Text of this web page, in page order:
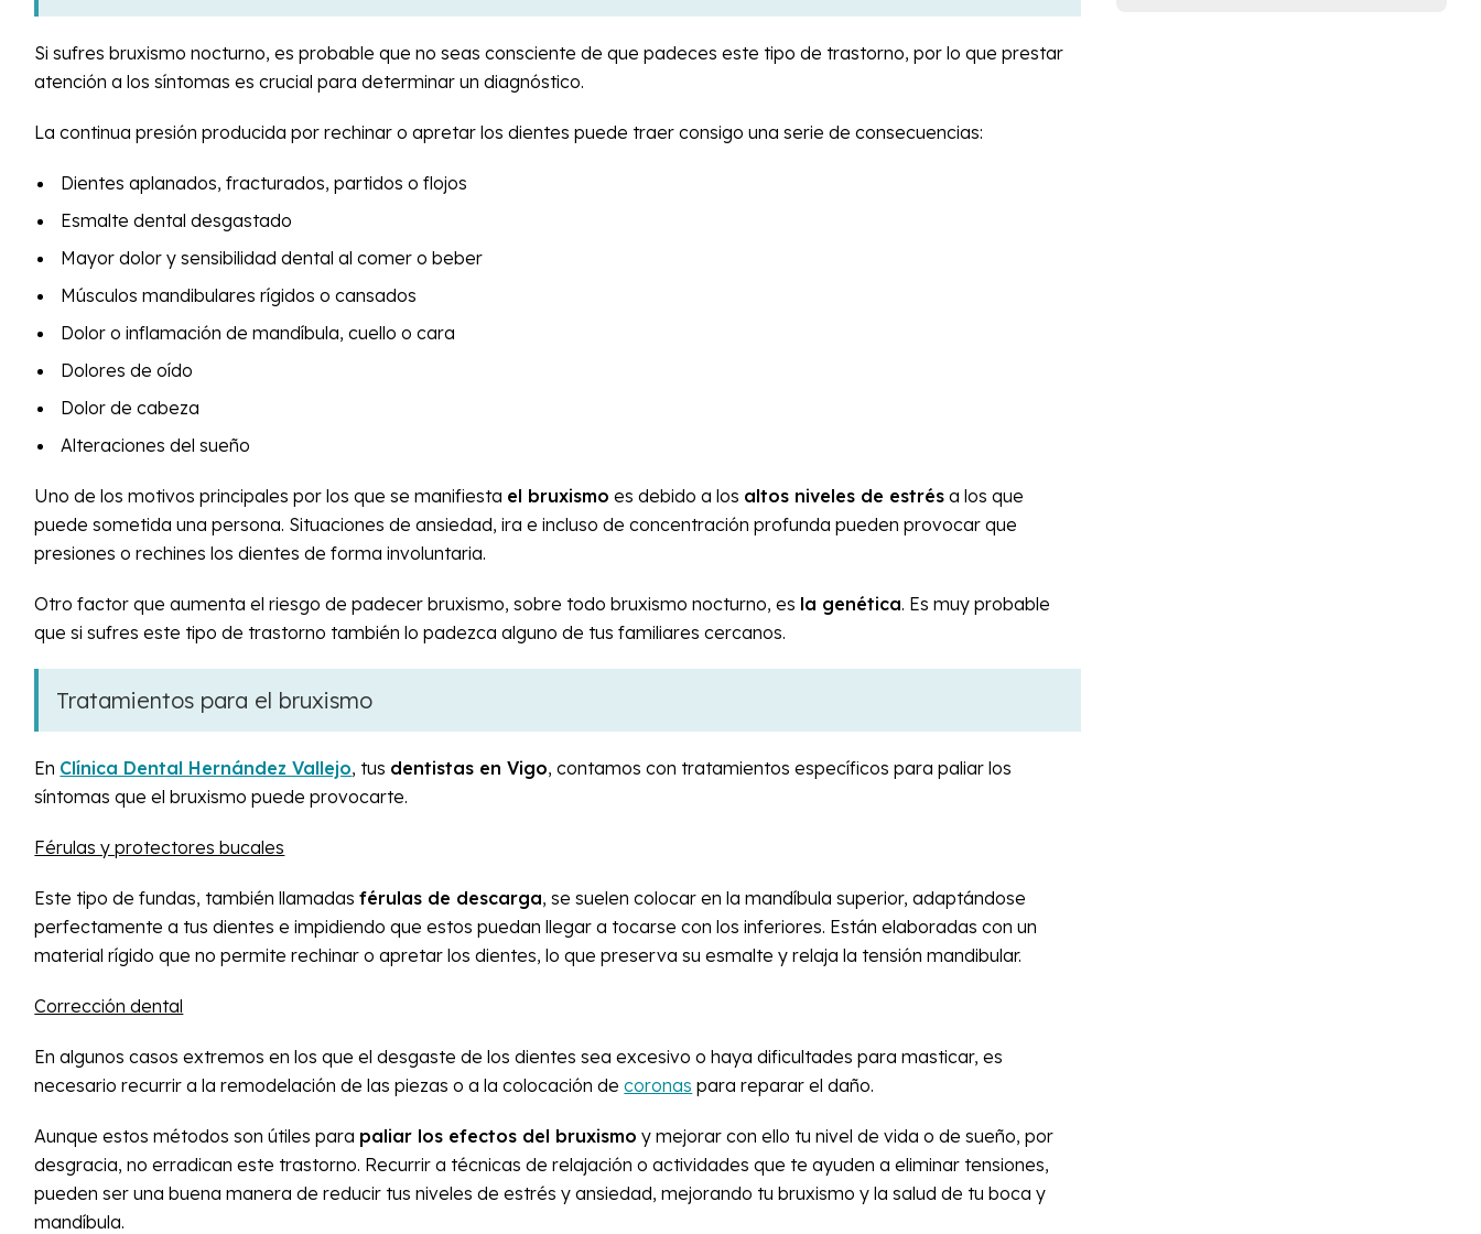
Si sufres bruxismo nocturno, es probable que no seas consciente de que padeces este tipo de trastorno, por lo que prestar
atención a los síntomas es crucial para determinar un diagnóstico.
La continua presión producida por rechinar o apretar los dientes puede traer consigo una serie de consecuencias:
Dientes aplanados, fracturados, partidos o flojos
Esmalte dental desgastado
Mayor dolor y sensibilidad dental al comer o beber
Músculos mandibulares rígidos o cansados
Dolor o inflamación de mandíbula, cuello o cara
Dolores de oído
Dolor de cabeza
Alteraciones del sueño
Uno de los motivos principales por los que se manifiesta el bruxismo es debido a los altos niveles de estrés a los que
puede sometida una persona. Situaciones de ansiedad, ira e incluso de concentración profunda pueden provocar que
presiones o rechines los dientes de forma involuntaria.
Otro factor que aumenta el riesgo de padecer bruxismo, sobre todo bruxismo nocturno, es la genética. Es muy probable
que si sufres este tipo de trastorno también lo padezca alguno de tus familiares cercanos.
Tratamientos para el bruxismo
En Clínica Dental Hernández Vallejo, tus dentistas en Vigo, contamos con tratamientos específicos para paliar los
síntomas que el bruxismo puede provocarte.
Férulas y protectores bucales
Este tipo de fundas, también llamadasférulas de descarga, se suelen colocar en la mandíbula superior, adaptándose
perfectamente a tus dientes e impidiendo que estos puedan llegar a tocarse con los inferiores. Están elaboradas con un
material rígido que no permite rechinar o apretar los dientes, lo que preserva su esmalte y relaja la tensión mandibular.
Corrección dental
En algunos casos extremos en los que el desgaste de los dientes sea excesivo o haya dificultades para masticar, es
necesario recurrir a la remodelación de las piezas o a la colocación decoronas para reparar el daño.
Aunque estos métodos son útiles para paliar los efectos del bruxismo y mejorar con ello tu nivel de vida o de sueño, por
desgracia, no erradican este trastorno. Recurrir a técnicas de relajación o actividades que te ayuden a eliminar tensiones,
pueden ser una buena manera de reducir tus niveles de estrés y ansiedad, mejorando tu bruxismo y la salud de tu boca y
mandíbula.